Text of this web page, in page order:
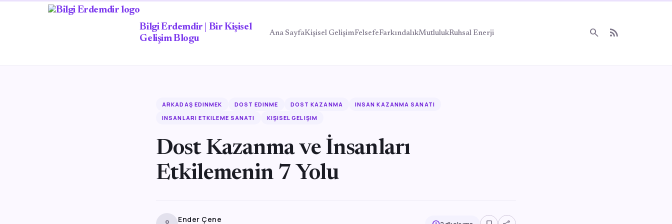
Bilgi Erdemdir | Bir Kişisel
Gelişim Blogu
Ana SayfaKişisel GelişimFelsefeFarkındalıkMutlulukRuhsal Enerji search rss_feed
ARKADAŞ EDINMEK DOST EDINME DOST KAZANMA
INSAN KAZANMA SANATI
INSANLARI ETKILEME SANATI
KIŞISEL GELIŞIM
Dost Kazanma ve İnsanları
Etkilemenin 7 Yolu
Ender Çene